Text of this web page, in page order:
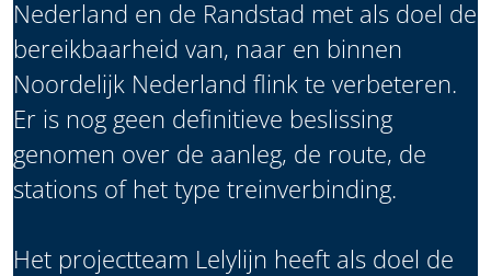
Nederland en de Randstad met als doel de
bereikbaarheid van, naar en binnen
Noordelijk Nederland flink te verbeteren.
Er is nog geen definitieve beslissing
genomen over de aanleg, de route, de
stations of het type treinverbinding.
Het projectteam Lelylijn heeft als doel de